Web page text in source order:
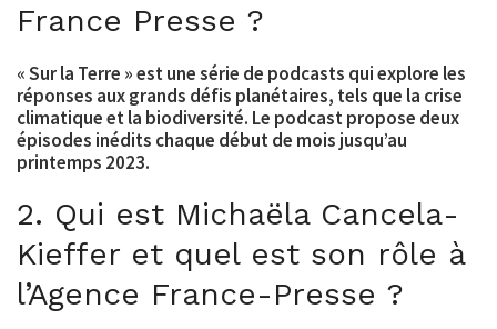
France Presse ?
« Sur la Terre » est une série de podcasts qui explore les
réponses aux grands défis planétaires, tels que la crise
climatique et la biodiversité. Le podcast propose deux
épisodes inédits chaque début de mois jusqu’au
printemps 2023.
2. Qui est Michaëla Cancela-
Kieffer et quel est son rôle à
l’Agence France-Presse ?